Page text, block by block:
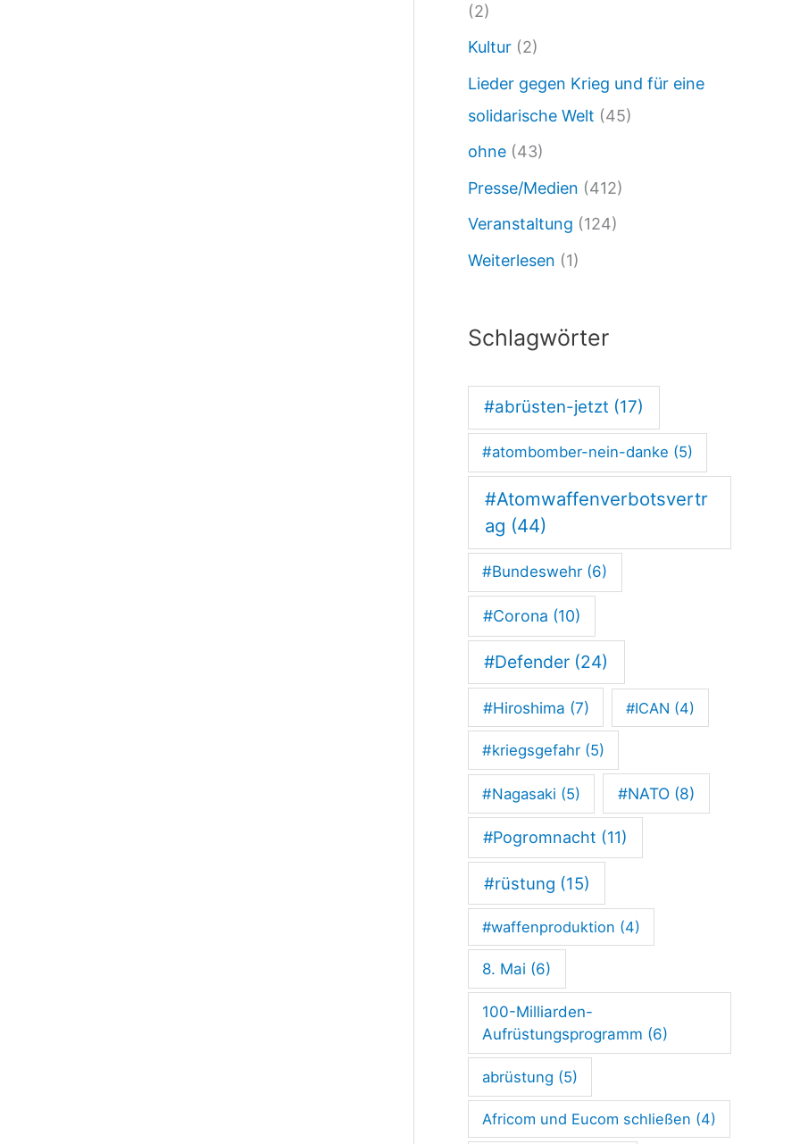
i
d
–
r
t
m
b
r
g
o
r
d
e
L
a
t
g
s
(2)
Kultur (2)
Lieder gegen Krieg und für eine
solidarische Welt (45)
ohne (43)
Presse/Medien (412)
Veranstaltung (124)
Weiterlesen (1)
Schlagwörter
#abrüsten-jetzt (17)
#atombomber-nein-danke (5)
#Atomwaffenverbotsvertr
ag (44)
#Bundeswehr (6)
#Corona (10)
#Defender (24)
#Hiroshima (7) #ICAN (4)
#kriegsgefahr (5)
#Nagasaki (5) #NATO(8)
#Pogromnacht (11)
#rüstung (15)
#waffenproduktion (4)
8. Mai (6)
100-Milliarden-
Aufrüstungsprogramm (6)
abrüstung (5)
Africom und Eucom schließen (4)